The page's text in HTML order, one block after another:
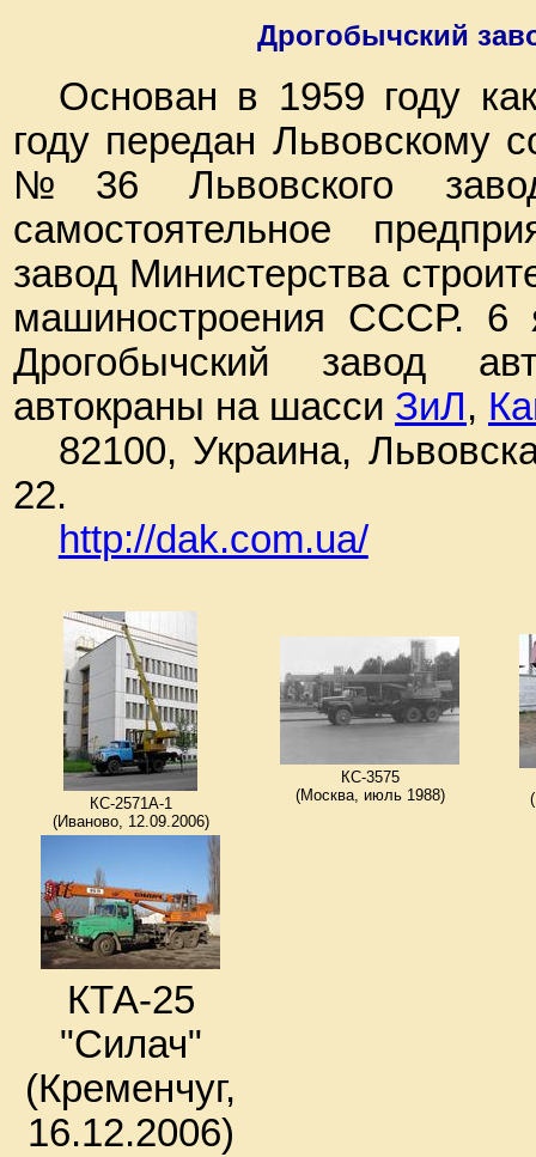
Дрогобычский
Основан в 1959 году
году передан Львовскому
№36 Львовского
самостоятельное
завод Министерства
машиностроения СССР. 6
Дрогобычский завод
автокраны на шасси ЗиЛ,
82100, Украина,
22.
http://dak.com.ua/
КС-2571А-1
(Иваново, 12.09.2006)
КС-3575
(Москва, июль 1988)
КТА-25
"Силач"
(Кременчуг,
16.12.2006)